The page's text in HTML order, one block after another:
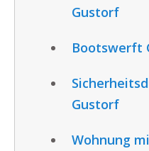
Gustorf
Bootswerft
Gustorf
Wohnung